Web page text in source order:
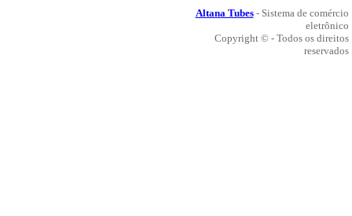
Altana Tubes- Sistema de comércio
eletrônico
Copyright © - Todos os direitos
reservados